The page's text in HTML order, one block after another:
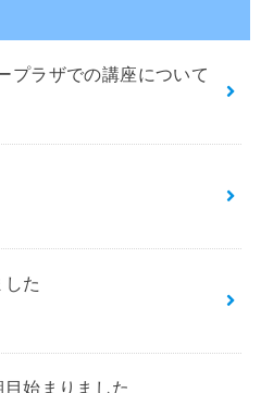
プラザでの講座について
た
始まりました